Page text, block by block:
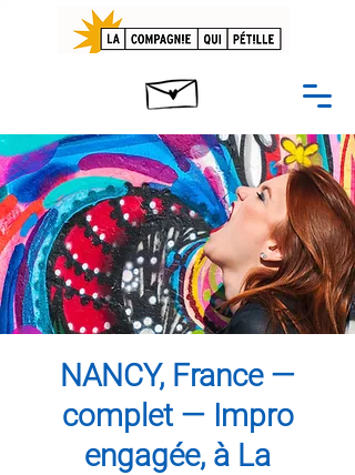
NANCY, France —
complet — Impro
engagée, à La